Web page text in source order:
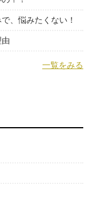
、悩みたくない！
一覧をみる